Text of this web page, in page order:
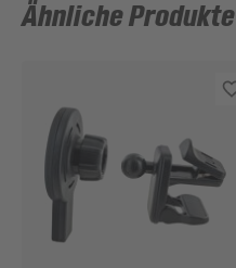
Ähnliche Produkte